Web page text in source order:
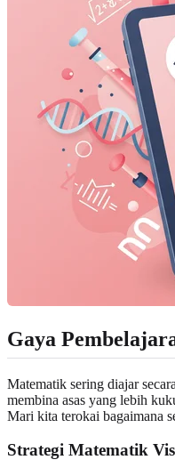
Gaya
Matematik sering diajar
membina asas yang lebih
Mari kita terokai bagaimana
Strategi Matematik